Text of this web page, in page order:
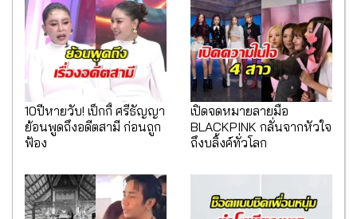
10ปีหายวับ! เป็กกี้ ศรีธัญญา
ย้อนพูดถึงอดีตสามี ก่อนถูก
ฟ้อง
เปิดจดหมายลายมือ
BLACKPINK กลั่นจากหัวใจ
ถึงบลิ้งค์ทั่วโลก